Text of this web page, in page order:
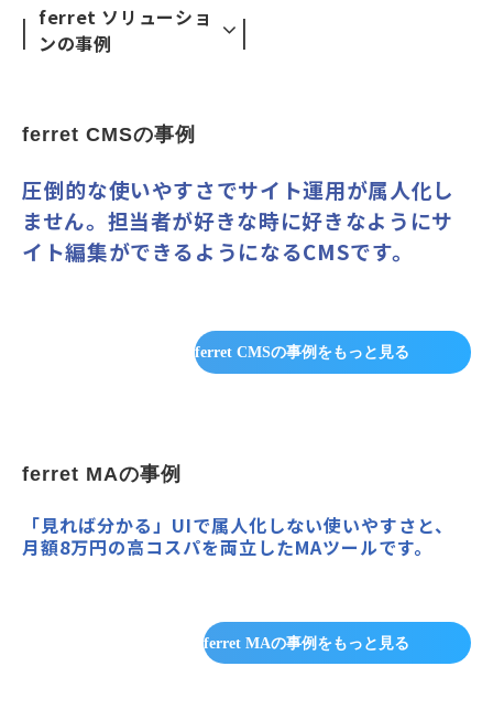
ferret ソリューショ
ンの事例
ferret CMSの事例
圧倒的な使いやすさでサイト運用が属人化し
ません。担当者が好きな時に好きなようにサ
イト編集ができるようになるCMSです。
ferret CMSの事例をもっと見る
ferret MAの事例
「見れば分かる」UIで属人化しない使いやすさと、
月額8万円の高コスパを両立したMAツールです。
ferret MAの事例をもっと見る